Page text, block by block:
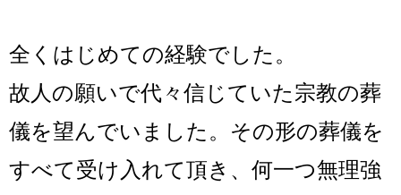
全くはじめての経験でした。
故人の願いで代々信じていた宗教の葬
儀を望んでいました。その形の葬儀を
すべて受け入れて頂き、何一つ無理強